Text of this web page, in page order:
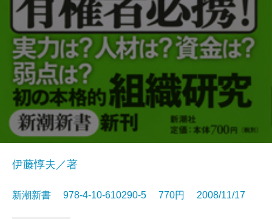
伊藤惇夫／著
新潮新書 978-4-10-610290-5 770円 2008/11/17